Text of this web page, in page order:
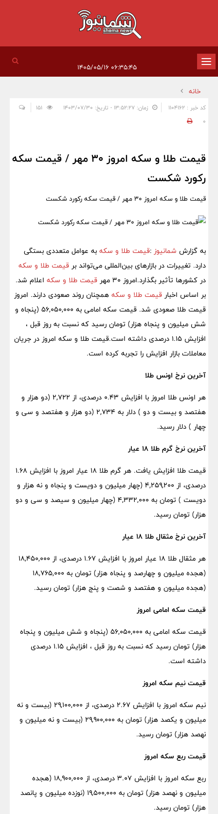
تغییر
وضعیت
ناوبری
۰۶:۳۵:۴۵ ۱۴۰۵/۰۵/۱۶
خانه
کد خبر : 1104162 زمان: ۱۳:۵۲:۲۷ - تاریخ: ۱۴۰۳/۰۷/۳۰
0
قیمت طلا و سکه امروز 30 مهر / قیمت سکه
رکورد شکست
قیمت طلا و سکه امروز 30 مهر / قیمت سکه رکورد شکست
به گزارش شمانیوز :قیمت طلا و سکه به عوامل متعددی بستگی
دارد. تغییرات در بازارهای بین‌المللی می‌تواند بر قیمت طلا و سکه
در کشورها تأثیر بگذارد.امروز 30 مهر
قیمت طلا و سکه اعلام شد.
بر اساس اخبار قیمت طلا و سکه همچنان روند صعودی دارند. امروز
قیمت طلا صعودی شد. قیمت سکه امامی به 56,050,000 (پنجاه و
شش میلیون و پنجاه هزار) تومان رسید که نسبت به روز قبل ،
افزایش 1.15 درصدی داشته است.قیمت طلا و سکه امروز در جریان
معاملات بازار افزایش را تجربه کرده است.
آخرین نرخ اونس طلا
هر اونس طلا امروز با افزایش ۰.۴۳ درصدی، از ۲,۷۲۲ (دو هزار و
هفتصد و بیست و دو ) دلار به ۲,۷۳۴ (دو هزار و هفتصد و سی و
چهار ) دلار رسید.
آخرین نرخ گرم طلا ۱۸ عیار
قیمت طلا افزایش یافت. هر گرم طلا ۱۸ عیار امروز با افزایش ۱.۶۸
درصدی، از ۴,۲۵۹,۲۰۰ (چهار میلیون و دویست و پنجاه و نه هزار و
دویست ) تومان به ۴,۳۳۲,۰۰۰ (چهار میلیون و سیصد و سی و دو
هزار) تومان رسید.
آخرین نرخ مثقال طلا 18 عیار
هر مثقال طلا 18 عیار امروز با افزایش ۱.۶۷ درصدی، از ۱۸,۴۵۰,۰۰۰
(هجده میلیون و چهارصد و پنجاه هزار) تومان به ۱۸,۷۶۵,۰۰۰
(هجده میلیون و هفتصد و شصت و پنج هزار) تومان رسید.
قیمت سکه امامی امروز
قیمت سکه امامی به 56,050,000 (پنجاه و شش میلیون و پنجاه
هزار) تومان رسید که نسبت به روز قبل ، افزایش 1.15 درصدی
داشته است.
قیمت نیم سکه امروز
نیم سکه امروز با افزایش ۲.۶۷ درصدی، از ۲۹,۱۰۰,۰۰۰ (بیست و نه
میلیون و یکصد هزار) تومان به ۲۹,۹۰۰,۰۰۰ (بیست و نه میلیون و
نهصد هزار) تومان رسید.
قیمت ربع سکه امروز
ربع سکه امروز با افزایش ۳.۰۷ درصدی، از ۱۸,۹۰۰,۰۰۰ (هجده
میلیون و نهصد هزار) تومان به ۱۹,۵۰۰,۰۰۰ (نوزده میلیون و پانصد
هزار) تومان رسید.